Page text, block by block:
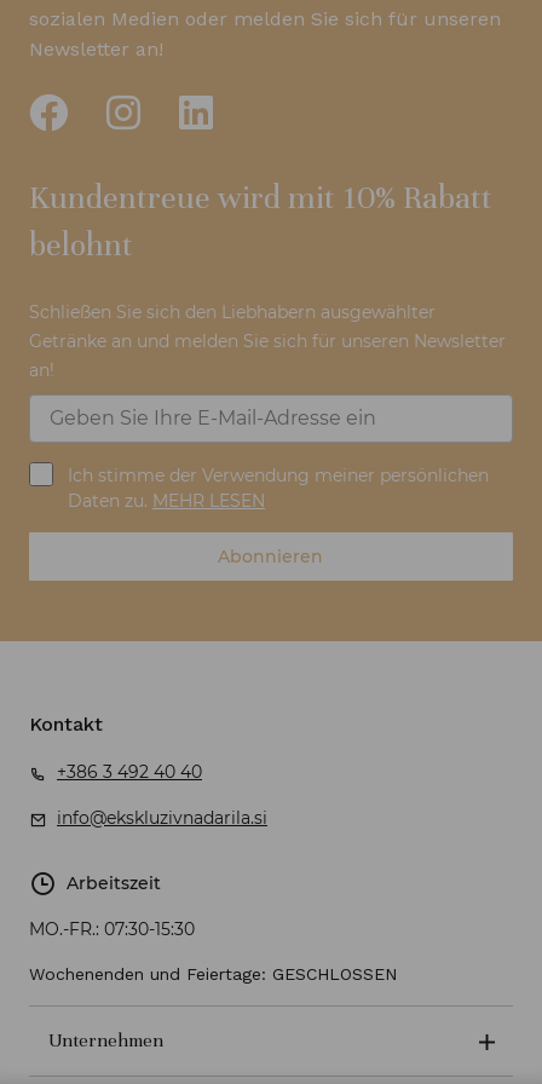
sozialen Medien oder melden Sie sich für unseren
Newsletter an!
Kundentreue wird mit 10% Rabatt
belohnt
Schließen Sie sich den Liebhabern ausgewählter
Getränke an und melden Sie sich für unseren Newsletter
an!
Ich stimme der Verwendung meiner persönlichen
Daten zu. MEHR LESEN
Abonnieren
Kontakt
+386 3 492 40 40
info@ekskluzivnadarila.si
Arbeitszeit
MO.-FR.: 07:30-15:30
Wochenenden und Feiertage: GESCHLOSSEN
Unternehmen